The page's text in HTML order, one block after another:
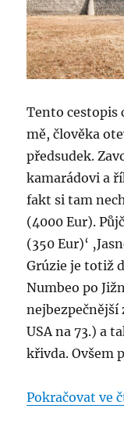
Tento cestopis
mě, člověka
předsudek.
kamarádovi a
fakt si tam
(4000 Eur).
(350 Eur)‘
Grúzie je totiž
Numbeo po
nejbezpečnější
USA na 73.) a
křivda. Ovšem
Pokračovat ve